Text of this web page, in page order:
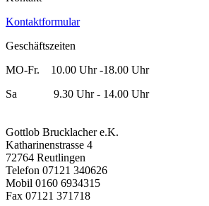
Kontaktformular
Geschäftszeiten
MO-Fr. 10.00 Uhr -18.00 Uhr
Sa 9.30 Uhr - 14.00 Uhr
Gottlob Brucklacher e.K.
Katharinenstrasse 4
72764 Reutlingen
Telefon 07121 340626
Mobil 0160 6934315
Fax 07121 371718